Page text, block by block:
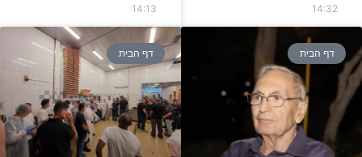
14:32
14:13
דף הבית דף הבית